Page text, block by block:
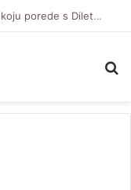
Hrvatska voditeljica Valentina Miletić koju porede s Dilettom Leotom oduševila pozirajući u bikiniju